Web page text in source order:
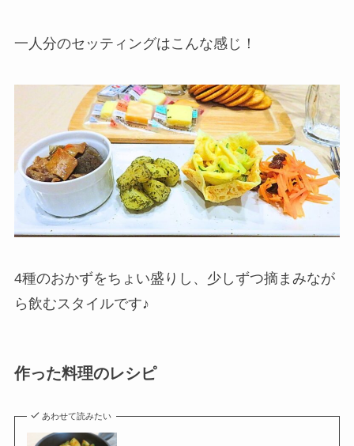
一人分のセッティングはこんな感じ！
4種のおかずをちょい盛りし、少しずつ摘まみなが
ら飲むスタイルです♪
作った料理のレシピ
あわせて読みたい